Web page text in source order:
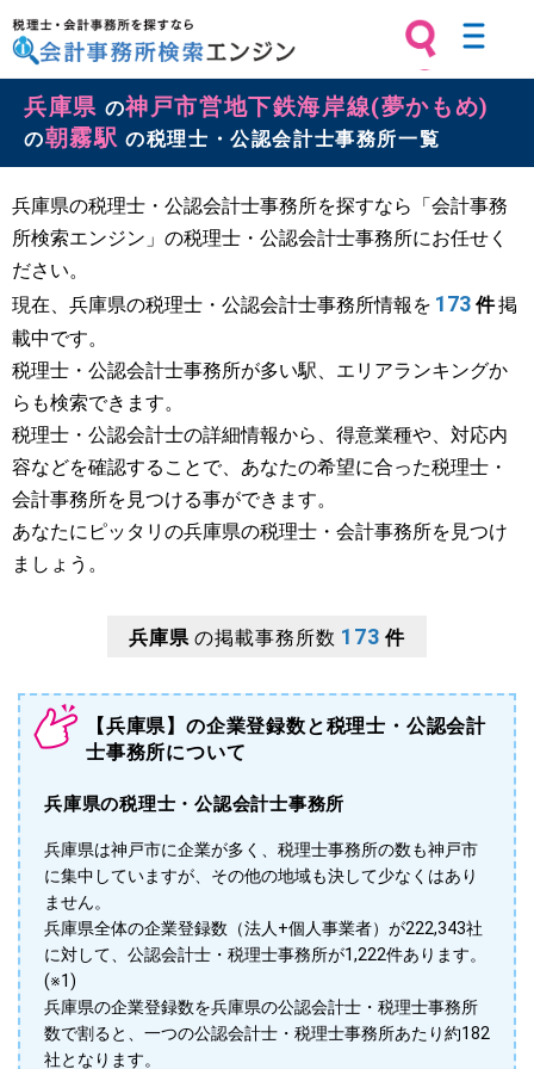
税理士・会計事務所を探すなら 会計
事務所検索エンジン
兵庫県 の神戸市営地下鉄海岸線(夢かもめ)
の朝霧駅 の税理士・公認会計士事務所一覧
兵庫県の税理士・公認会計士事務所を探すなら「会計事務
所検索エンジン」の税理士・公認会計士事務所にお任せく
ださい。
現在、兵庫県の税理士・公認会計士事務所情報を 173 件掲
載中です。
税理士・公認会計士事務所が多い駅、エリアランキングか
らも検索できます。
税理士・公認会計士の詳細情報から、得意業種や、対応内
容などを確認することで、あなたの希望に合った税理士・
会計事務所を見つける事ができます。
あなたにピッタリの兵庫県の税理士・会計事務所を見つけ
ましょう。
兵庫県 の掲載事務所数 173 件
【兵庫県】の企業登録数と税理士・公認会計
士事務所について
兵庫県の税理士・公認会計士事務所
兵庫県は神戸市に企業が多く、税理士事務所の数も神戸市
に集中していますが、その他の地域も決して少なくはあり
ません。
兵庫県全体の企業登録数（法人+個人事業者）が222,343社
に対して、公認会計士・税理士事務所が1,222件あります。
(※1)
兵庫県の企業登録数を兵庫県の公認会計士・税理士事務所
数で割ると、一つの公認会計士・税理士事務所あたり約182
社となります。